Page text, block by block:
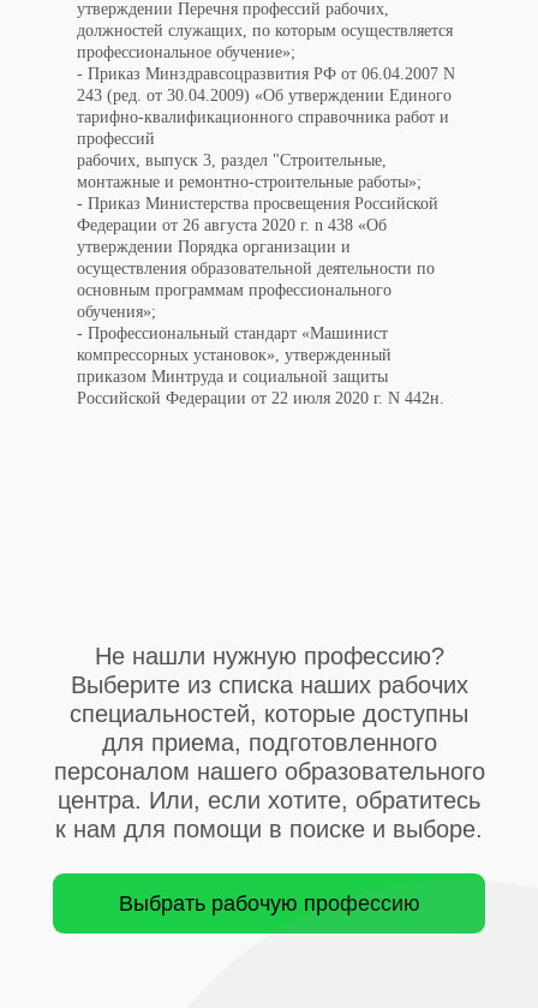
утверждении Перечня профессий рабочих,
должностей служащих, по которым осуществляется
профессиональное обучение»;
- Приказ Минздравсоцразвития РФ от 06.04.2007 N
243 (ред. от 30.04.2009) «Об утверждении Единого
тарифно-квалификационного справочника работ и
профессий
рабочих, выпуск 3, раздел "Строительные,
монтажные и ремонтно-строительные работы»;
- Приказ Министерства просвещения Российской
Федерации от 26 августа 2020 г. n 438 «Об
утверждении Порядка организации и
осуществления образовательной деятельности по
основным программам профессионального
обучения»;
- Профессиональный стандарт «Машинист
компрессорных установок», утвержденный
приказом Минтруда и социальной защиты
Российской Федерации от 22 июля 2020 г. N 442н.
Не нашли нужную профессию?
Выберите из списка наших рабочих
специальностей, которые доступны
для приема, подготовленного
персоналом нашего образовательного
центра. Или, если хотите, обратитесь
к нам для помощи в поиске и выборе.
Выбрать рабочую профессию